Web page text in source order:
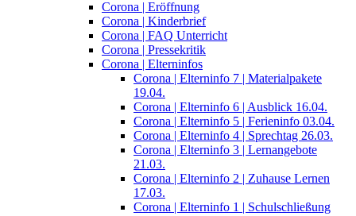
Corona | Eröffnung
Corona | Kinderbrief
Corona | FAQ Unterricht
Corona | Pressekritik
Corona | Elterninfos
Corona | Elterninfo 7 | Materialpakete
19.04.
Corona | Elterninfo 6 | Ausblick 16.04.
Corona | Elterninfo 5 | Ferieninfo 03.04.
Corona | Elterninfo 4 | Sprechtag 26.03.
Corona | Elterninfo 3 | Lernangebote
21.03.
Corona | Elterninfo 2 | Zuhause Lernen
17.03.
Corona | Elterninfo 1 | Schulschließung